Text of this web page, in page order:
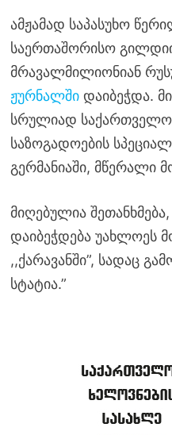
ამჟამად საპასუხო
საერთაშორისო
მრავალმილიონიან
ჟურნალშიდაიბეჭდა.
სრულიად
საზოგადოების
გერმანიაში, მწერალი
მიღებულია
დაიბეჭდება უახლოეს
,,ქარავანში”, სადაც
სტატია.”